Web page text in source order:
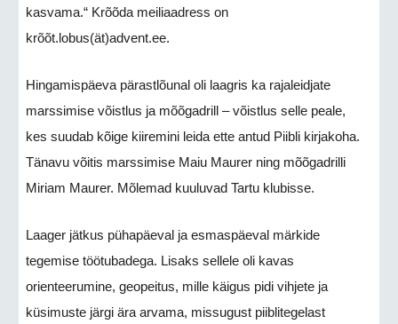
kasvama.“ Krõõda meiliaadress on
krõõt.lobus(ät)advent.ee.
Hingamispäeva pärastlõunal oli laagris ka rajaleidjate
marssimise võistlus ja mõõgadrill – võistlus selle peale,
kes suudab kõige kiiremini leida ette antud Piibli kirjakoha.
Tänavu võitis marssimise Maiu Maurer ning mõõgadrilli
Miriam Maurer. Mõlemad kuuluvad Tartu klubisse.
Laager jätkus pühapäeval ja esmaspäeval märkide
tegemise töötubadega. Lisaks sellele oli kavas
orienteerumine, geopeitus, mille käigus pidi vihjete ja
küsimuste järgi ära arvama, missugust piiblitegelast